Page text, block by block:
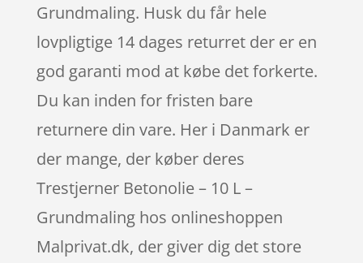
Grundmaling. Husk du får hele
lovpligtige 14 dages returret der er en
god garanti mod at købe det forkerte.
Du kan inden for fristen bare
returnere din vare. Her i Danmark er
der mange, der køber deres
Trestjerner Betonolie – 10 L –
Grundmaling hos onlineshoppen
Malprivat.dk, der giver dig det store